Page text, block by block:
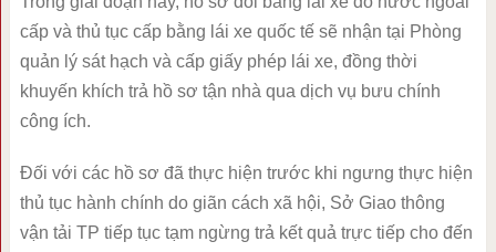
cấp và thủ tục cấp bằng lái xe quốc tế sẽ nhận tại Phòng
quản lý sát hạch và cấp giấy phép lái xe, đồng thời
khuyến khích trả hồ sơ tận nhà qua dịch vụ bưu chính
công ích.
Đối với các hồ sơ đã thực hiện trước khi ngưng thực hiện
thủ tục hành chính do giãn cách xã hội, Sở Giao thông
vận tải TP tiếp tục tạm ngừng trả kết quả trực tiếp cho đến